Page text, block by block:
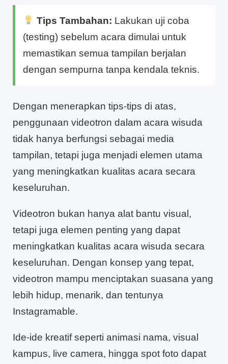
Tips Tambahan: Lakukan uji coba
(testing) sebelum acara dimulai untuk
memastikan semua tampilan berjalan
dengan sempurna tanpa kendala teknis.
Dengan menerapkan tips-tips di atas,
penggunaan videotron dalam acara wisuda
tidak hanya berfungsi sebagai media
tampilan, tetapi juga menjadi elemen utama
yang meningkatkan kualitas acara secara
keseluruhan.
Videotron bukan hanya alat bantu visual,
tetapi juga elemen penting yang dapat
meningkatkan kualitas acara wisuda secara
keseluruhan. Dengan konsep yang tepat,
videotron mampu menciptakan suasana yang
lebih hidup, menarik, dan tentunya
Instagramable.
Ide-ide kreatif seperti animasi nama, visual
kampus, live camera, hingga spot foto dapat